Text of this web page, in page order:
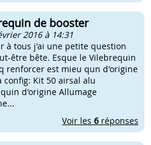
de booster
2016 à 14:31
à tous j'ai une petite question
être bête. Esque le Vilebrequin
renforcer est mieu qun d'origine
config: Kit 50 airsal alu
d'origine Allumage
Voir les 6 réponses